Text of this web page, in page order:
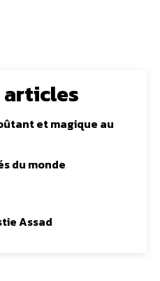
articles
et magique au
du monde
Assad